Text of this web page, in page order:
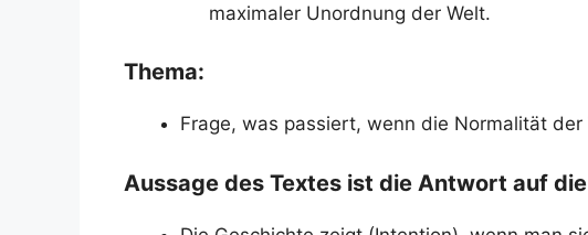
maximaler Unordnung der Welt.
Thema:
Frage, was passiert, wenn die Normalität
Aussage des Textes ist die Antwort auf